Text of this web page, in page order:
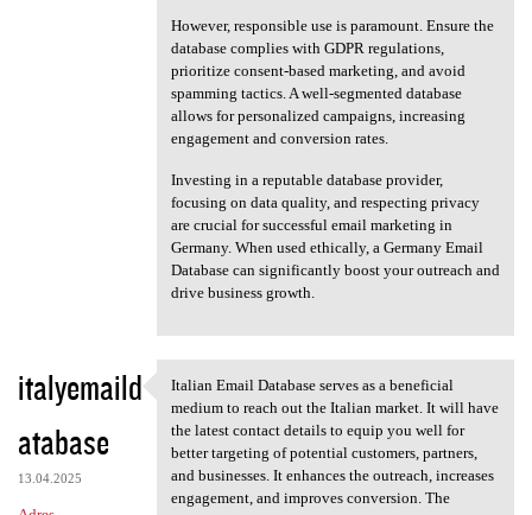
However, responsible use is paramount. Ensure the
database complies with GDPR regulations,
prioritize consent-based marketing, and avoid
spamming tactics. A well-segmented database
allows for personalized campaigns, increasing
engagement and conversion rates.
Investing in a reputable database provider,
focusing on data quality, and respecting privacy
are crucial for successful email marketing in
Germany. When used ethically, a Germany Email
Database can significantly boost your outreach and
drive business growth.
italyemaild
atabase
13.04.2025
Italian Email Database serves
Italian Email Database serves as a beneficial
medium to reach out the Italian market. It will have
the latest contact details to equip you well for
better targeting of potential customers, partners,
and businesses. It enhances the outreach, increases
engagement, and improves conversion. The